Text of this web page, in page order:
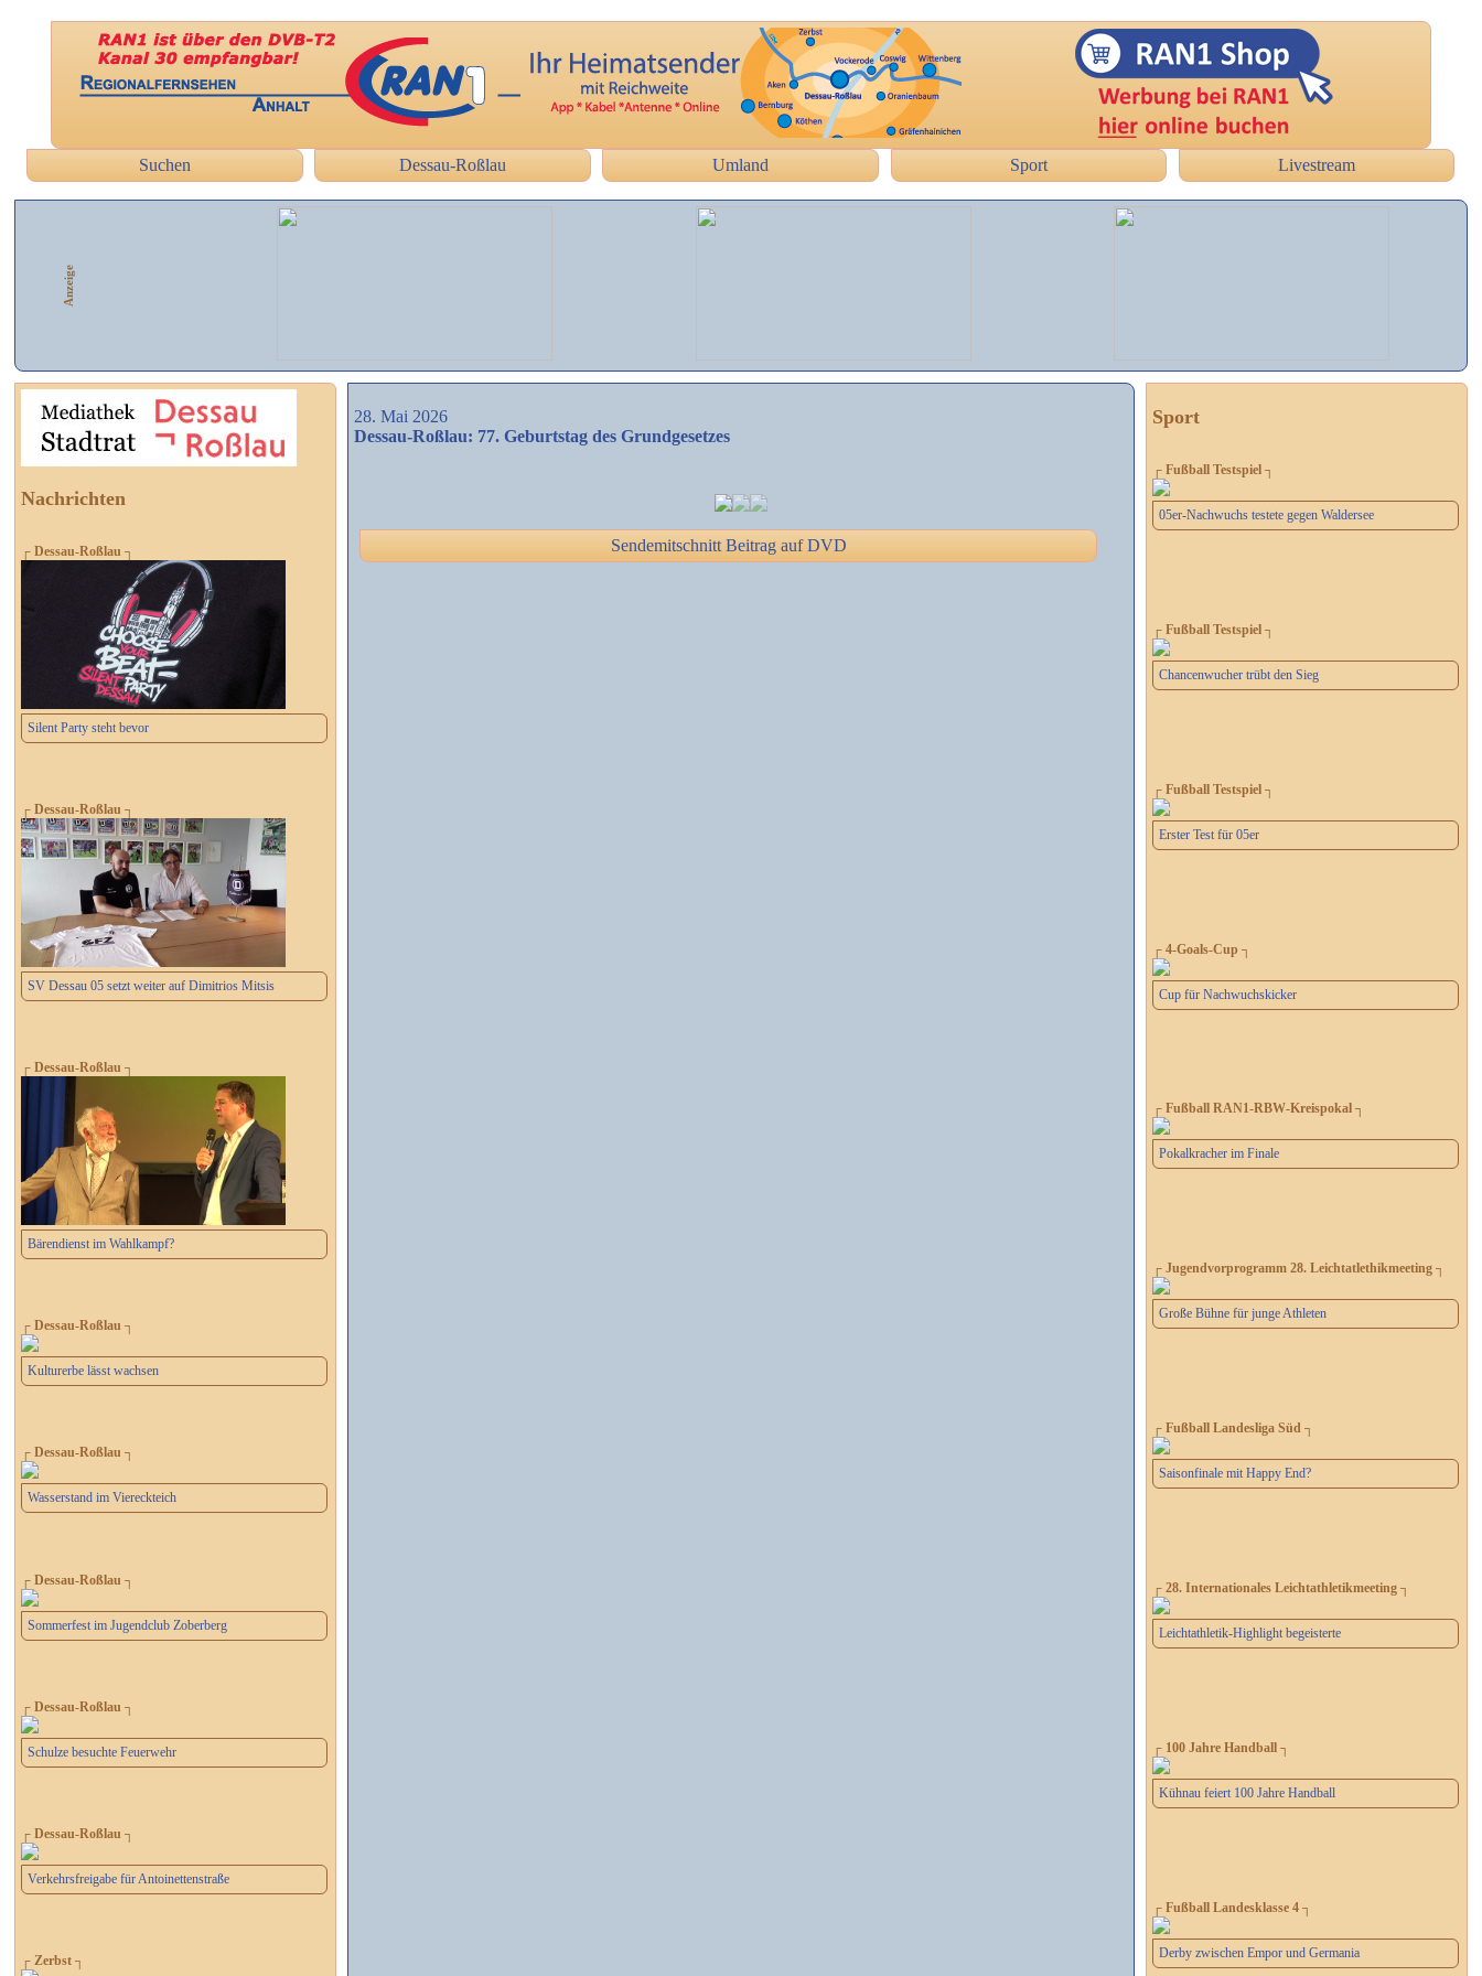
Suchen Dessau-Roßlau Umland Sport Livestream
Nachrichten
┌ Dessau-Roßlau ┐
Silent Party steht bevor
┌ Dessau-Roßlau ┐
SV Dessau 05 setzt weiter auf Dimitrios Mitsis
┌ Dessau-Roßlau ┐
Bärendienst im Wahlkampf?
┌ Dessau-Roßlau ┐
Kulturerbe lässt wachsen
┌ Dessau-Roßlau ┐
Wasserstand im Viereckteich
┌ Dessau-Roßlau ┐
Sommerfest im Jugendclub Zoberberg
┌ Dessau-Roßlau ┐
Schulze besuchte Feuerwehr
┌ Dessau-Roßlau ┐
Verkehrsfreigabe für Antoinettenstraße
┌ Zerbst ┐
28. Mai 2026
Dessau-Roßlau: 77. Geburtstag des Grundgesetzes
Sendemitschnitt Beitrag auf DVD
Sport
┌ Fußball Testspiel ┐
05er-Nachwuchs testete gegen Waldersee
┌ Fußball Testspiel ┐
Chancenwucher trübt den Sieg
┌ Fußball Testspiel ┐
Erster Test für 05er
┌ 4-Goals-Cup ┐
Cup für Nachwuchskicker
┌ Fußball RAN1-RBW-Kreispokal ┐
Pokalkracher im Finale
┌ Jugendvorprogramm 28. Leichtatlethikmeeting ┐
Große Bühne für junge Athleten
┌ Fußball Landesliga Süd ┐
Saisonfinale mit Happy End?
┌ 28. Internationales Leichtathletikmeeting ┐
Leichtathletik-Highlight begeisterte
┌ 100 Jahre Handball ┐
Kühnau feiert 100 Jahre Handball
┌ Fußball Landesklasse 4 ┐
Derby zwischen Empor und Germania
Anzeige